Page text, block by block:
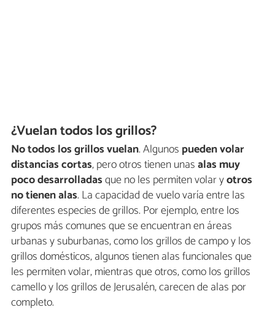
¿Vuelan todos los grillos?
No todos los grillos vuelan. Algunos pueden volar
distancias cortas, pero otros tienen unasalas muy
poco desarrolladasque no les permiten volar yotros
no tienen alas. La capacidad de vuelo varía entre las
diferentes especies de grillos. Por ejemplo, entre los
grupos más comunes que se encuentran en áreas
urbanas y suburbanas, como los grillos de campo y los
grillos domésticos, algunos tienen alas funcionales que
les permiten volar, mientras que otros, como los grillos
camello y los grillos de Jerusalén, carecen de alas por
completo.